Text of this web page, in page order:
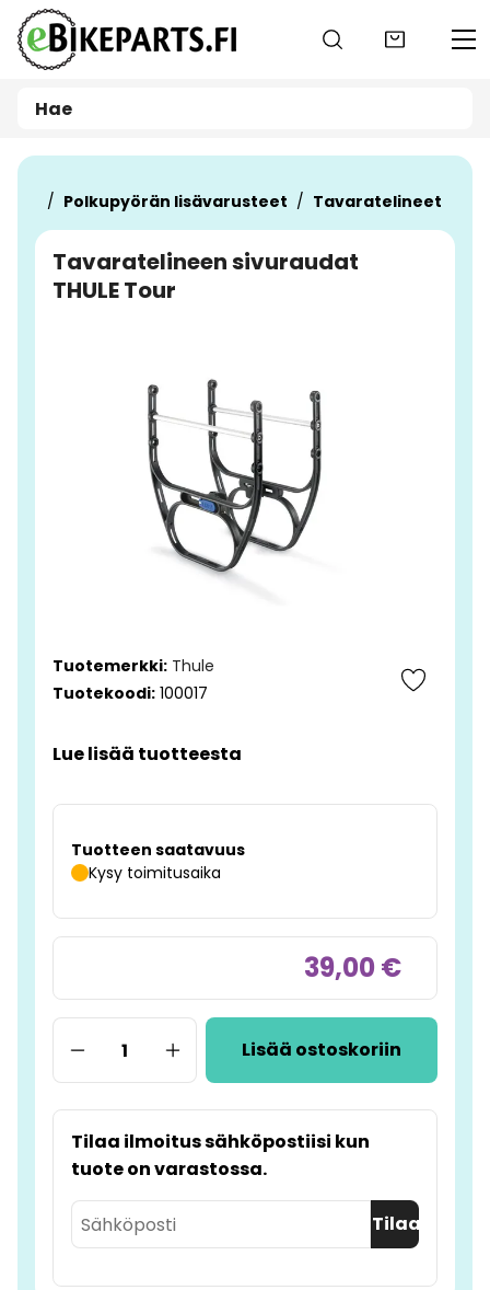
Siirry pääsisältöön
Polkupyörän lisävarusteet Tavaratelineet
Tavaratelineen sivuraudat
THULE Tour
Tuotemerkki: Thule
Tuotekoodi: 100017
Lue lisää tuotteesta
Tuotteen saatavuus
Kysy toimitusaika
39,00 €
Lisää ostoskoriin
Tilaa ilmoitus sähköpostiisi kun
tuote on varastossa.
Tilaa